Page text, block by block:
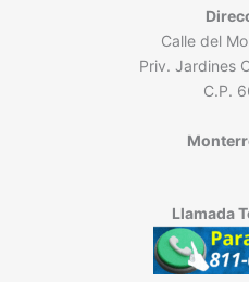
Calle del
Priv. Jardines
C.P.
Llamada